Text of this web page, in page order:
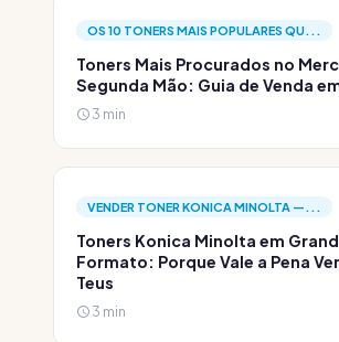
OS 10 TONERS MAIS POPULARES QU...
Toners Mais Procurados no
Segunda Mão: Guia de Venda
3 min
VENDER TONER KONICA MINOLTA —...
Toners Konica Minolta em
Formato: Porque Vale a Pena
Teus
3 min